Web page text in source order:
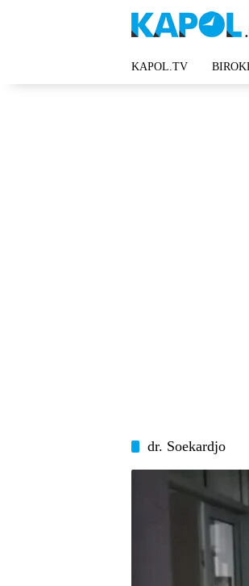
KAPOL.TV
dr. Soekardjo